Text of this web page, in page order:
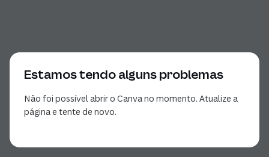
Estamos tendo alguns problemas
Não foi possível abrir o Canva no momento. Atualize a
página e tente de novo.